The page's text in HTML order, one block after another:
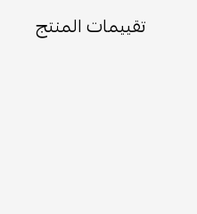
تقييمات المنتج